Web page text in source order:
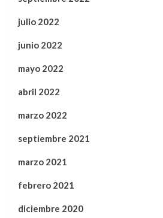
julio 2022
junio 2022
mayo 2022
abril 2022
marzo 2022
septiembre 2021
marzo 2021
febrero 2021
diciembre 2020